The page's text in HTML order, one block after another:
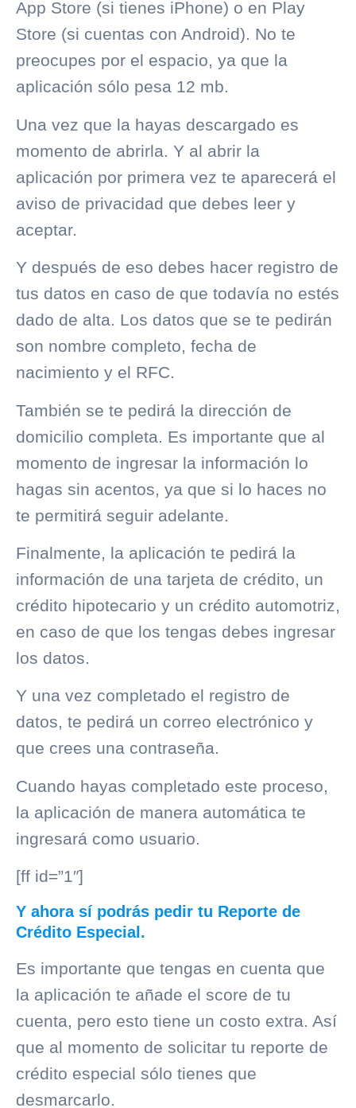
App Store (si tienes iPhone) o en Play
Store (si cuentas con Android). No te
preocupes por el espacio, ya que la
aplicación sólo pesa 12 mb.
Una vez que la hayas descargado es
momento de abrirla. Y al abrir la
aplicación por primera vez te aparecerá el
aviso de privacidad que debes leer y
aceptar.
Y después de eso debes hacer registro de
tus datos en caso de que todavía no estés
dado de alta. Los datos que se te pedirán
son nombre completo, fecha de
nacimiento y el RFC.
También se te pedirá la dirección de
domicilio completa. Es importante que al
momento de ingresar la información lo
hagas sin acentos, ya que si lo haces no
te permitirá seguir adelante.
Finalmente, la aplicación te pedirá la
información de una tarjeta de crédito, un
crédito hipotecario y un crédito automotriz,
en caso de que los tengas debes ingresar
los datos.
Y una vez completado el registro de
datos, te pedirá un correo electrónico y
que crees una contraseña.
Cuando hayas completado este proceso,
la aplicación de manera automática te
ingresará como usuario.
[ff id=”1″]
Y ahora sí podrás pedir tu Reporte de
Crédito Especial.
Es importante que tengas en cuenta que
la aplicación te añade el score de tu
cuenta, pero esto tiene un costo extra. Así
que al momento de solicitar tu reporte de
crédito especial sólo tienes que
desmarcarlo.